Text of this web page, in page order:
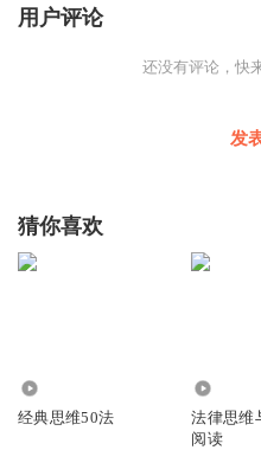
用户评论
还没有评论，快
发
猜你喜欢
经典思维50法
法律思维
阅读